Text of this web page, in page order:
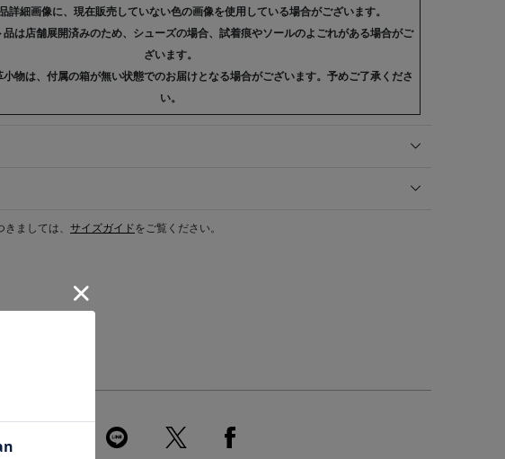
詳細画像に、現在販売していない色の画像を使用している場合がございます。
は店舗展開済みのため、シューズの場合、試着痕やソールのよごれがある場合がご
ざいます。
物は、付属の箱が無い状態でのお届けとなる場合がございます。予めご了承くださ
い。
ましては、 サイズガイドをご覧ください。
て